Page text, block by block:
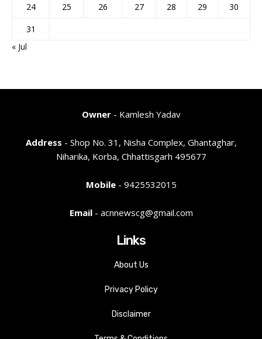
24
25 26 27 28 29
30
31
« Jul
Owner- Kamlesh Yadav
Address - Shop No. 31, Nisha Complex, Ghantaghar,
Niharika, Korba, Chhattisgarh 495677
Mobile- 9425532015
Email- acnnewscg@gmail.com
Links
About Us
Privacy Policy
Disclaimer